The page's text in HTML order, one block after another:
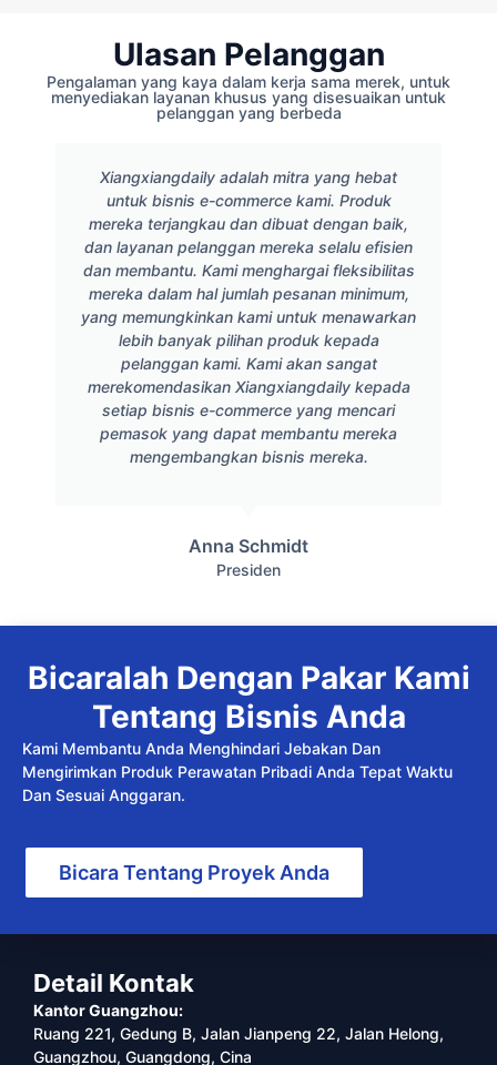
Ulasan Pelanggan
Pengalaman yang kaya dalam kerja sama merek, untuk
menyediakan layanan khusus yang disesuaikan untuk
pelanggan yang berbeda
Xiangxiangdaily adalah mitra yang hebat
untuk bisnis e-commerce kami. Produk
mereka terjangkau dan dibuat dengan baik,
dan layanan pelanggan mereka selalu efisien
dan membantu. Kami menghargai fleksibilitas
mereka dalam hal jumlah pesanan minimum,
yang memungkinkan kami untuk menawarkan
lebih banyak pilihan produk kepada
pelanggan kami. Kami akan sangat
merekomendasikan Xiangxiangdaily kepada
setiap bisnis e-commerce yang mencari
pemasok yang dapat membantu mereka
mengembangkan bisnis mereka.
Anna Schmidt
Presiden
Bicaralah Dengan Pakar Kami
Tentang Bisnis Anda
Kami Membantu Anda Menghindari Jebakan Dan
Mengirimkan Produk Perawatan Pribadi Anda Tepat Waktu
Dan Sesuai Anggaran.
Bicara Tentang Proyek Anda
Detail Kontak
Kantor Guangzhou:
Ruang 221, Gedung B, Jalan Jianpeng 22, Jalan Helong,
Guangzhou, Guangdong, Cina